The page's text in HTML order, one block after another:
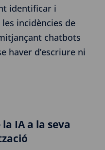
identificar i
incidències de
chatbots
haver d’escriure ni
IA a la seva